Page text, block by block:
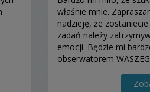
właśnie mnie.
nadzieję, że
zadań należy
emocji. Będzie mi
obserwatorem